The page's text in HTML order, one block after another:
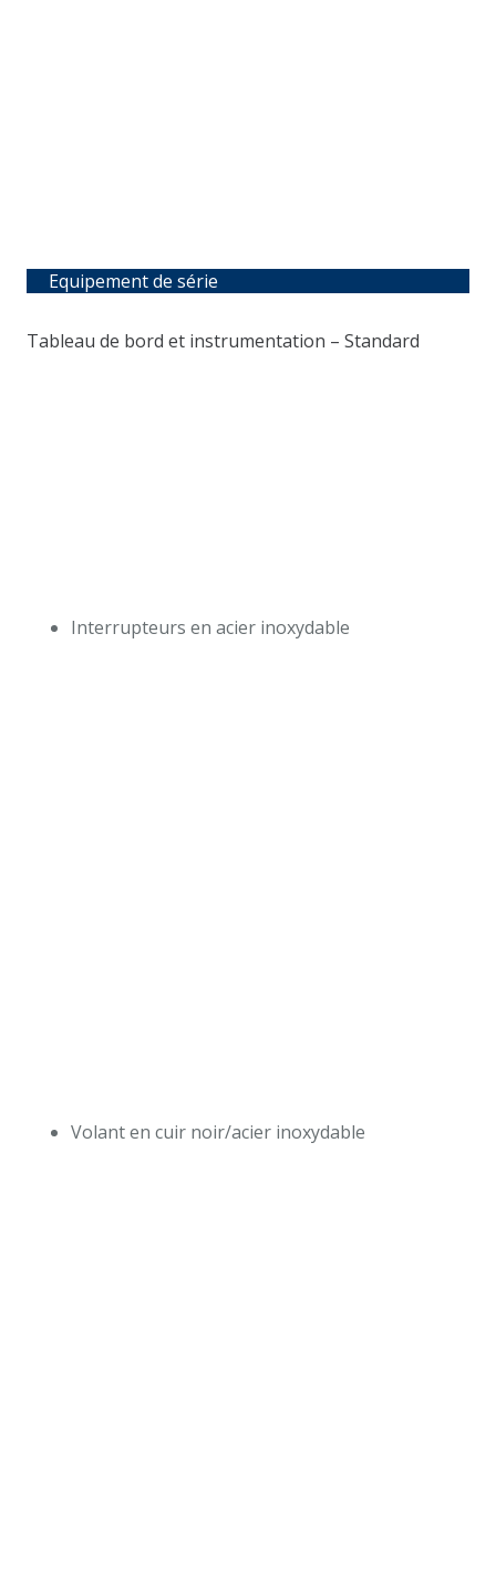
Equipement de série
Tableau de bord et instrumentation – Standard
Interrupteurs en acier inoxydable
Volant en cuir noir/acier inoxydable